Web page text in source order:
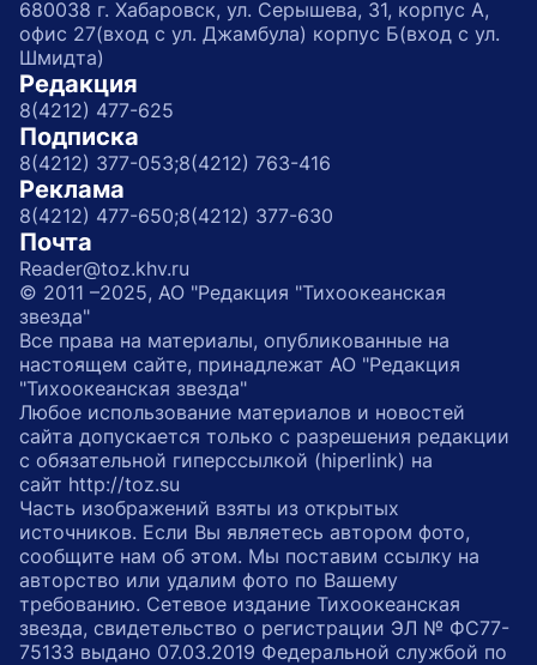
680038 г. Хабаровск, ул. Серышева, 31, корпус А,
офис 27(вход с ул. Джамбула) корпус Б(вход с ул.
Шмидта)
Редакция
8(4212) 477-625
Подписка
8(4212) 377-053;8(4212) 763-416
Реклама
8(4212) 477-650;8(4212) 377-630
Почта
Reader@toz.khv.ru
© 2011 –2025, АО "Редакция "Тихоокеанская
звезда"
Все права на материалы, опубликованные на
настоящем сайте, принадлежат АО "Редакция
"Тихоокеанская звезда"
Любое использование материалов и новостей
сайта допускается только с разрешения редакции
с обязательной гиперссылкой (hiperlink) на
сайт http://toz.su
Часть изображений взяты из открытых
источников. Если Вы являетесь автором фото,
сообщите нам об этом. Мы поставим ссылку на
авторство или удалим фото по Вашему
требованию. Сетевое издание Тихоокеанская
звезда, свидетельство о регистрации ЭЛ № ФС77-
75133 выдано 07.03.2019 Федеральной службой по